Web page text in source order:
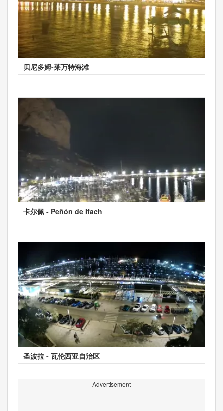
贝尼多姆-莱万特海滩
卡尔佩 - Peñón de Ifach
圣波拉 - 瓦伦西亚自治区
Advertisement